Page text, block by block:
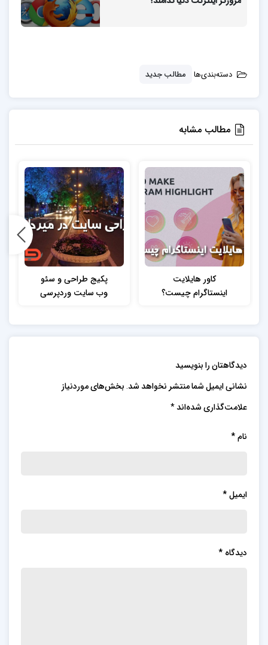
دسته‌بندی‌ها مطالب جدید
مطالب مشابه
کاور هایلایت
اینستاگرام چیست؟
چگونه است؟
پکیج طراحی و سئو
وب سایت وردپرسی
میرداماد
دیدگاهتان را بنویسید
نشانی ایمیل شما منتشر نخواهد شد. بخش‌های موردنیاز
علامت‌گذاری شده‌اند*
نام*
ایمیل*
دیدگاه *